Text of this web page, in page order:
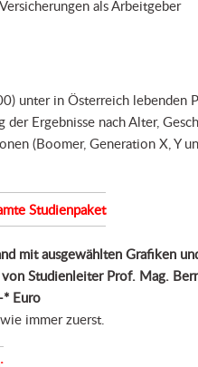
als Arbeitgeber
unter in Österreich lebenden
Ergebnisse nach Alter,
(Boomer, Generation X, Y
Studienpaket
mit ausgewählten Grafiken
Studienleiter Prof. Mag.
Euro
immer zuerst.